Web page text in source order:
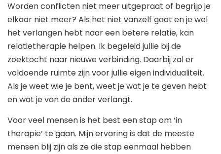
Worden conflicten niet meer uitgepraat of begrijp je
elkaar niet meer? Als het niet vanzelf gaat en je wel
het verlangen hebt naar een betere relatie, kan
relatietherapie helpen. Ik begeleid jullie bij de
zoektocht naar nieuwe verbinding. Daarbij zal er
voldoende ruimte zijn voor jullie eigen individualiteit.
Als je weet wie je bent, weet je wat je te geven hebt
en wat je van de ander verlangt.
Voor veel mensen is het best een stap om ‘in
therapie’ te gaan. Mijn ervaring is dat de meeste
mensen blij zijn als ze die stap eenmaal hebben